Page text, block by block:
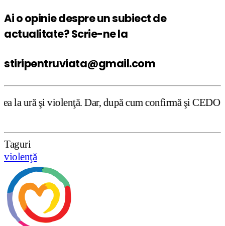
Ai o opinie despre un subiect de
actualitate? Scrie-ne la
stiripentruviata@gmail.com
Dar, după cum confirmă şi CEDO în cazul
Taguri
violenţă